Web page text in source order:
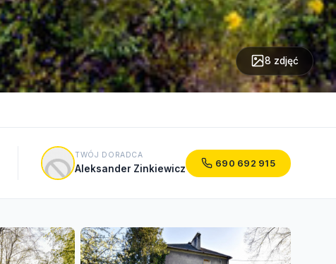
8 zdjęć
TWÓJ DORADCA
Aleksander Zinkiewicz 690 692 915